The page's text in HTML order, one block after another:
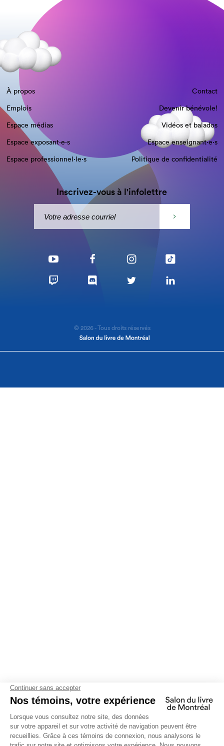
À propos
Contact
Emplois
Devenir bénévole!
Espace médias
Vidéos et balados
Espace exposant·e⋅s
Espace enseignant·e⋅s
Espace professionnel·le⋅s
Politique de confidentialité
Inscrivez-vous à l'infolettre
© 2026 - Tous droits réservés